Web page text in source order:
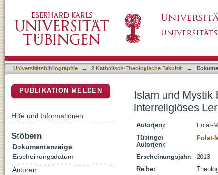
Universitätsbibliographie → 2 Katholisch-Theologische Fakultät →
Islam und Mystik
interreligiöses
Autor(en):
Polat-
Tübinger
Autor(en):
Polat-
Erscheinungsjahr:
2013
Reihe:
PUBLIKATION MELDEN
Hilfe und Informationen
Stöbern
Dokumentanzeige
Erscheinungsdatum
Autoren